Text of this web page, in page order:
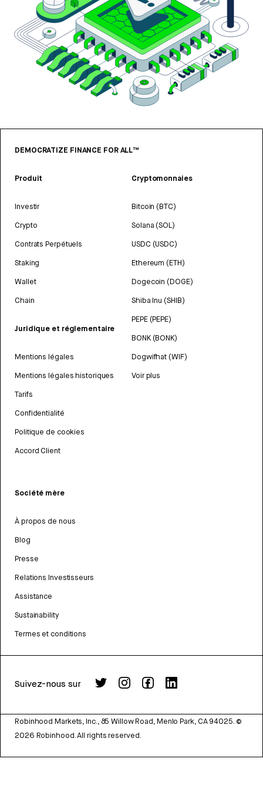
DEMOCRATIZE FINANCE FOR ALL™
Produit
Investir
Crypto
Contrats Perpétuels
Staking
Wallet
Chain
Juridique et réglementaire
Mentions légales
Mentions légales historiques
Tarifs
Confidentialité
Politique de cookies
Accord Client
Cryptomonnaies
Bitcoin (BTC)
Solana (SOL)
USDC (USDC)
Ethereum (ETH)
Dogecoin (DOGE)
Shiba Inu (SHIB)
PEPE (PEPE)
BONK (BONK)
Dogwifhat (WIF)
Voir plus
Société mère
À propos de nous
Blog
Presse
Relations Investisseurs
Assistance
Sustainability
Termes et conditions
Suivez-nous sur
Robinhood Markets, Inc., 85 Willow Road, Menlo Park, CA 94025. ©
2026 Robinhood. All rights reserved.